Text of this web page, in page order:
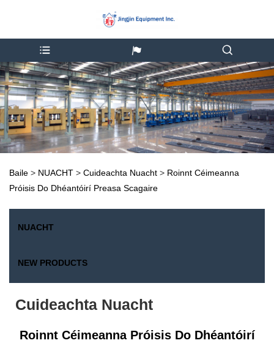
Baile > NUACHT > Cuideachta Nuacht > Roinnt Céimeanna
Próisis Do Dhéantóirí Preasa Scagaire
NUACHT
NEW PRODUCTS
Cuideachta Nuacht
Roinnt Céimeanna Próisis Do Dhéantóirí